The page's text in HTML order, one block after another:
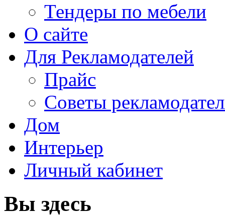
Тендеры по мебели
О сайте
Для Рекламодателей
Прайс
Советы
Дом
Интерьер
Личный кабинет
Вы здесь